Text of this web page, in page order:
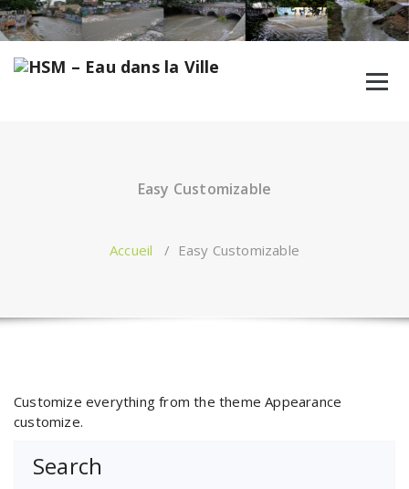
Aller
au
contenu
Easy Customizable
Accueil / Easy Customizable
Customize everything from the theme Appearance
customize.
Search